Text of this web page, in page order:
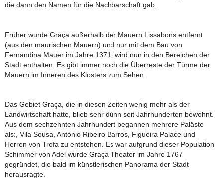
die dann den Namen für die Nachbarschaft gab.
Früher wurde Graça außerhalb der Mauern Lissabons entfernt
(aus den maurischen Mauern) und nur mit dem Bau von
Fernandina Mauer im Jahre 1371, wird nun in den Bereichen der
Stadt enthalten. Es gibt immer noch die Überreste der Türme der
Mauern im Inneren des Klosters zum Sehen.
Das Gebiet Graça, die in diesen Zeiten wenig mehr als der
Landwirtschaft hatte, blieb sehr dünn seit Jahrhunderten bewohnt.
Aus dem sechzehnten Jahrhundert begannen mehrere Paläste
als:, Vila Sousa, António Ribeiro Barros, Figueira Palace und
Herren von Trofa zu entstehen. Es war aufgrund dieser Population
Schimmer von Adel wurde Graça Theater im Jahre 1767
gegründet, die bald im künstlerischen Panorama der Stadt
herausragte.